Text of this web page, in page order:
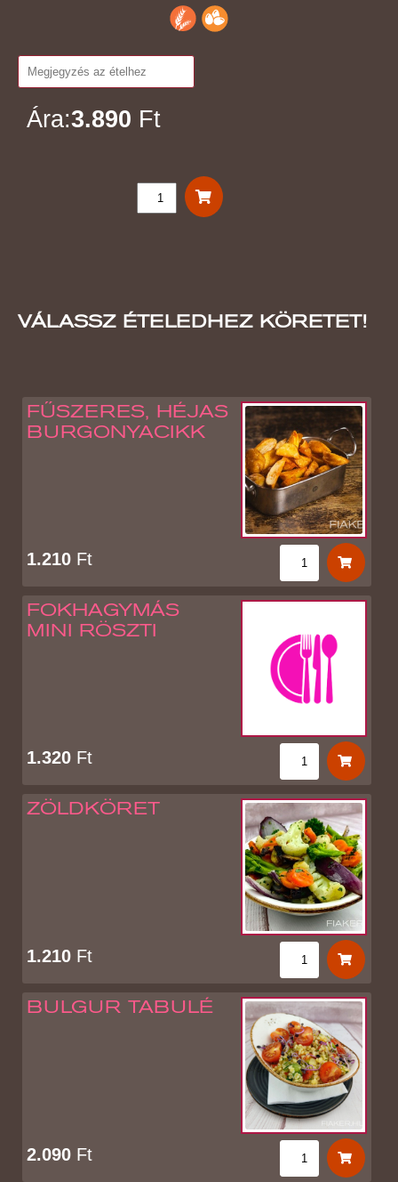
Ára:3.890 Ft
VÁLASSZ ÉTELEDHEZ KÖRETET!
FŰSZERES, HÉJAS
BURGONYACIKK
1.210 Ft
FOKHAGYMÁS
MINI RÖSZTI
1.320 Ft
ZÖLDKÖRET
1.210 Ft
BULGUR TABULÉ
2.090 Ft